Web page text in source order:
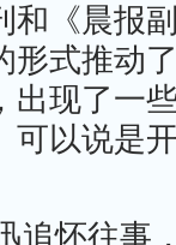
和《晨报
形式推动
出现了一
可以说是
追怀往事